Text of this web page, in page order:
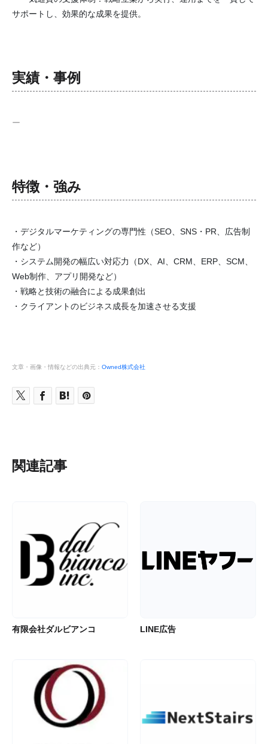
サポートし、効果的な成果を提供。
実績・事例
ー
特徴・強み
・デジタルマーケティングの専門性（SEO、SNS・PR、広告制
作など）
・システム開発の幅広い対応力（DX、AI、CRM、ERP、SCM、
Web制作、アプリ開発など）
・戦略と技術の融合による成果創出
・クライアントのビジネス成長を加速させる支援
文章・画像・情報などの出典元： Owned株式会社
関連記事
有限会社ダルビアンコ LINE広告